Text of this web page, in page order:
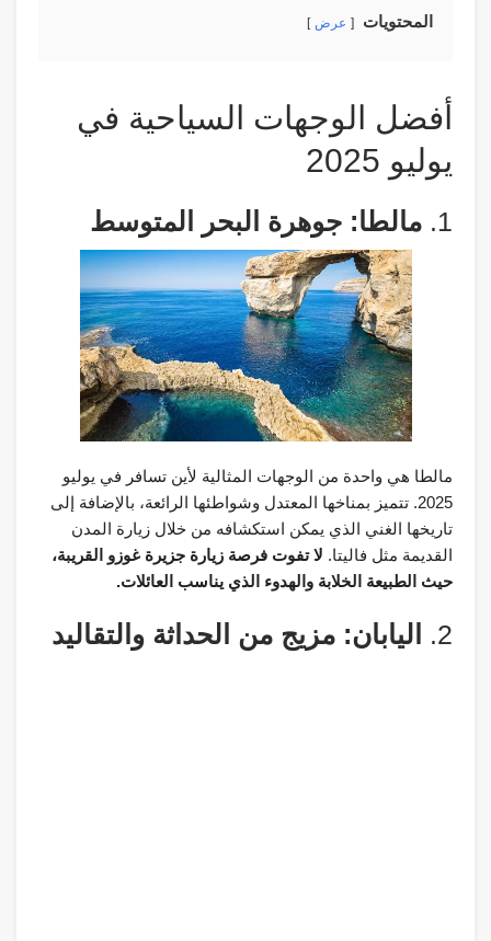
المحتويات عرض
أفضل الوجهات السياحية في
يوليو 2025
1. مالطا: جوهرة البحر المتوسط
مالطا هي واحدة من الوجهات المثالية لأين تسافر في يوليو
2025. تتميز بمناخها المعتدل وشواطئها الرائعة، بالإضافة إلى
تاريخها الغني الذي يمكن استكشافه من خلال زيارة المدن
القديمة مثل فاليتا. لا تفوت فرصة زيارة جزيرة غوزو القريبة،
حيث الطبيعة الخلابة والهدوء الذي يناسب العائلات.
2. اليابان: مزيج من الحداثة والتقاليد